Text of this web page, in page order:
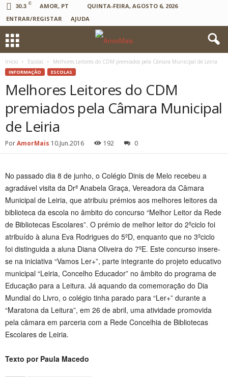
30.3 C AMOR, PT
QUINTA-FEIRA, AGOSTO 6, 2026
ENTRAR/REGISTAR
AJUDA
Início Escolas Melhores Leitores do CDM premiados pela Câmara Municipal de Leiria
INFORMAÇÃO ESCOLAS
Melhores Leitores do CDM
premiados pela Câmara Municipal
de Leiria
PorAmorMais 10.Jun.2016 192 0
No passado dia 8 de junho, o Colégio Dinis de Melo recebeu a
agradável visita da Drª Anabela Graça, Vereadora da Câmara
Municipal de Leiria, que atribuiu prémios aos melhores leitores da
biblioteca da escola no âmbito do concurso “Melhor Leitor da Rede
de Bibliotecas Escolares”. O prémio de melhor leitor do 2ºciclo foi
atribuído à aluna Eva Rodrigues do 5ºD, enquanto que no 3ºciclo
foi distinguida a aluna Diana Oliveira do 7ºE. Este concurso insere-
se na iniciativa “Vamos Ler+”, parte integrante do projeto educativo
municipal “Leiria, Concelho Educador” no âmbito do programa de
Educação para a Leitura. Já aquando da comemoração do Dia
Mundial do Livro, o colégio tinha parado para “Ler+” durante a
“Maratona da Leitura”, em 26 de abril, uma atividade promovida
pela câmara em parceria com a Rede Concelhia de Bibliotecas
Escolares de Leiria.
Texto por Paula Macedo